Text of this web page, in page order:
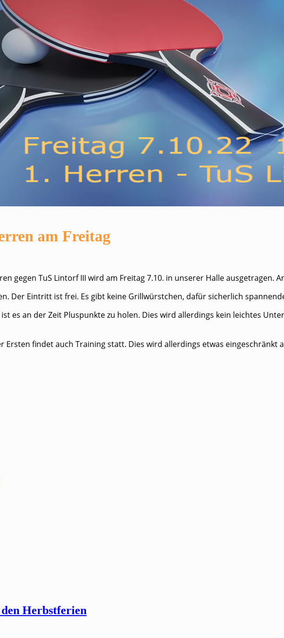
am Freitag
gegen TuS Lintorf III wird am Freitag 7.10. in unserer Halle ausgetragen.
Der Eintritt ist frei. Es gibt keine Grillwürstchen, dafür sicherlich
es an der Zeit Pluspunkte zu holen. Dies wird allerdings kein leichtes
Ersten findet auch Training statt. Dies wird allerdings etwas eingeschränkt
Herbstferien